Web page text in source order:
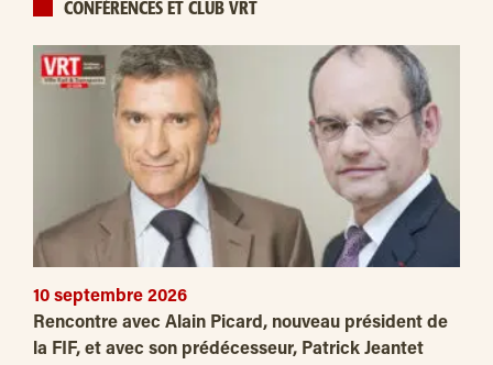
CONFÉRENCES ET CLUB VRT
10 septembre 2026
Rencontre avec Alain Picard, nouveau président de
la FIF, et avec son prédécesseur, Patrick Jeantet